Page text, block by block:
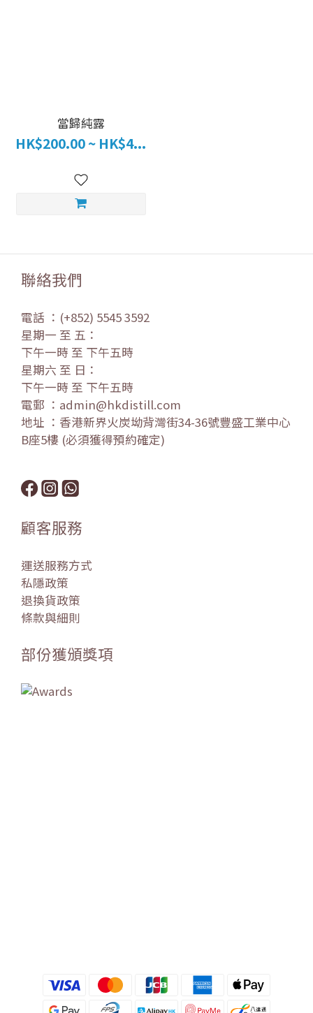
當歸純露
HK$200.00 ~ HK$4...
聯絡我們
電話 ：(+852) 5545 3592
星期一 至 五：
下午一時 至 下午五時
星期六 至 日：
下午一時 至 下午五時
電郵 ：admin@hkdistill.com
地址 ：香港新界火炭坳背灣街34-36號豐盛工業中心
B座5樓 (必須獲得預約確定)
顧客服務
運送服務方式
私隱政策
退換貨政策
條款與細則
部份獲頒獎項